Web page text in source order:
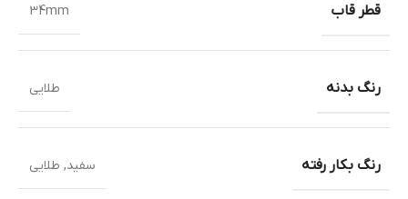
قطر قاب 34mm
رنگ بدنه طلایی
رنگ بکار رفته سفید, طلایی